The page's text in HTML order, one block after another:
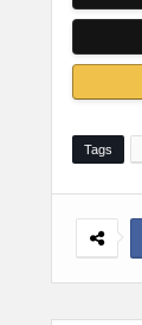
Tags